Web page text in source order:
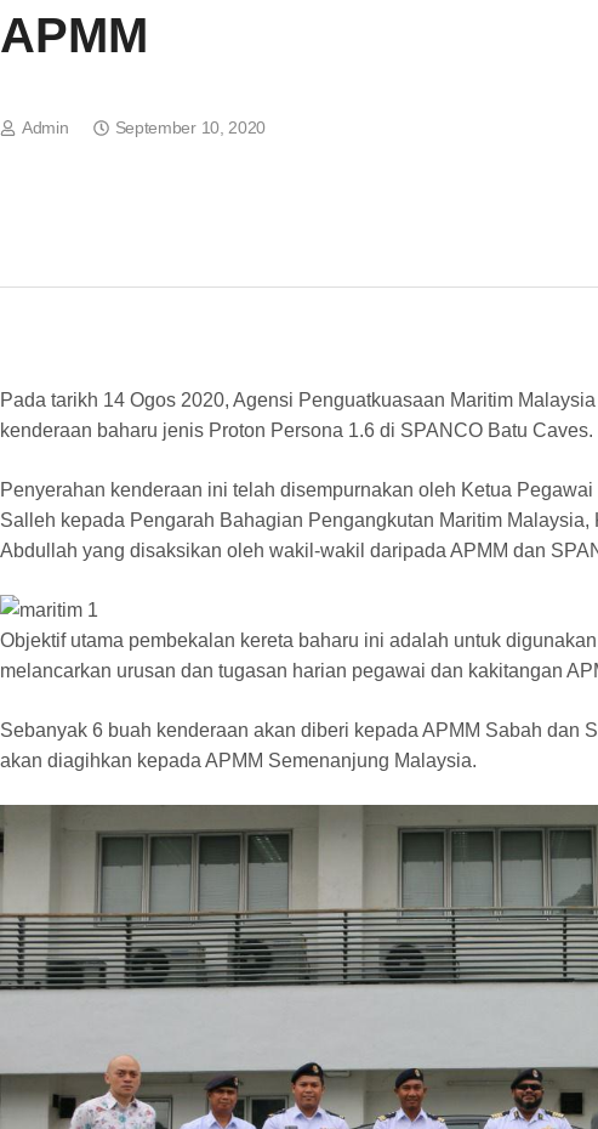
APMM
Admin September 10, 2020
Pada tarikh 14 Ogos 2020, Agensi Penguatkuasaan Maritim
kenderaan baharu jenis Proton Persona 1.6 di SPANCO Batu Caves.
Penyerahan kenderaan ini telah disempurnakan oleh Ketua Pegawai
Salleh kepada Pengarah Bahagian Pengangkutan Maritim Malaysia,
Abdullah yang disaksikan oleh wakil-wakil daripada APMM dan
Objektif utama pembekalan kereta baharu ini adalah untuk
melancarkan urusan dan tugasan harian pegawai dan kakitangan
Sebanyak 6 buah kenderaan akan diberi kepada APMM Sabah dan
akan diagihkan kepada APMM Semenanjung Malaysia.